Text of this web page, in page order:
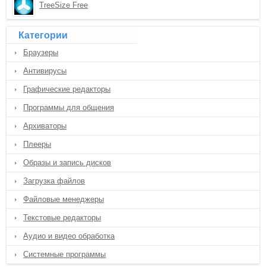
TreeSize Free
Категории
Браузеры
Антивирусы
Графические редакторы
Программы для общения
Архиваторы
Плееры
Образы и запись дисков
Загрузка файлов
Файловые менеджеры
Текстовые редакторы
Аудио и видео обработка
Системные программы